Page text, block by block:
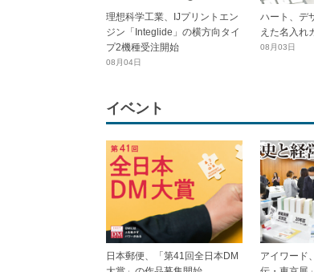
理想科学工業、IJプリントエン
ジン「Integlide」の横方向タイ
プ2機種受注開始
08月04日
ハート、デ
えた名入れ
08月03日
イベント
日本郵便、「第41回全日本DM
アイワード